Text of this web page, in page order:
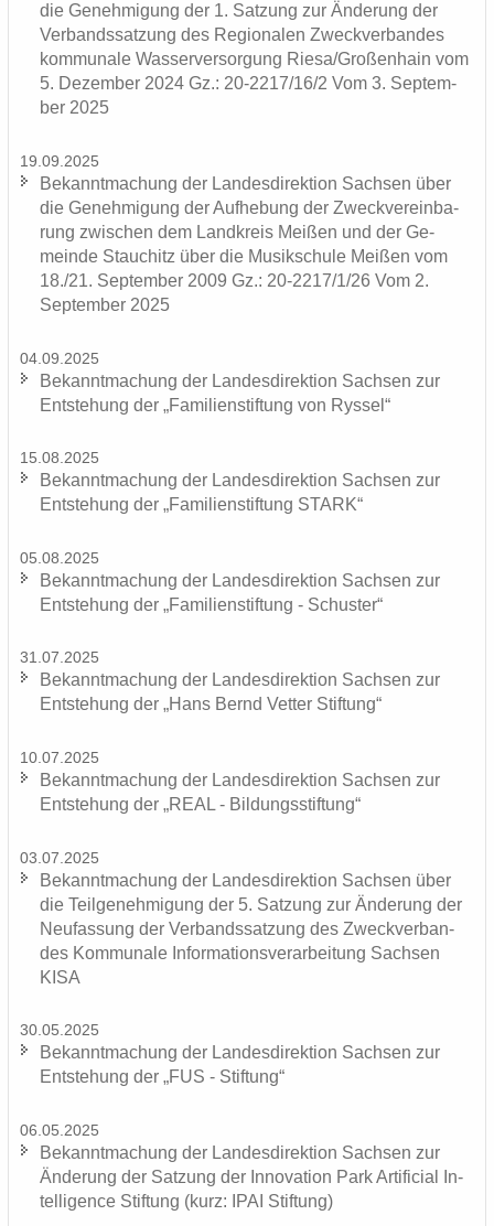
die Ge­neh­mi­gung der 1. Sat­zung zur Än­de­rung der
Ver­bands­sat­zung des Re­gio­na­len Zweck­ver­ban­des
kom­mu­na­le Was­ser­ver­sor­gung Riesa/Gro­ßen­hain vom
5. De­zem­ber 2024 Gz.: 20-2217/16/2 Vom 3. Sep­tem­
ber 2025
19.09.2025
Be­kannt­ma­chung der Lan­des­di­rek­ti­on Sach­sen über
die Ge­neh­mi­gung der Auf­he­bung der Zweck­ver­ein­ba­
rung zwi­schen dem Land­kreis Mei­ßen und der Ge­
mein­de Stau­chitz über die Mu­sik­schu­le Mei­ßen vom
18./21. Sep­tem­ber 2009 Gz.: 20-2217/1/26 Vom 2.
Sep­tem­ber 2025
04.09.2025
Be­kannt­ma­chung der Lan­des­di­rek­ti­on Sach­sen zur
Ent­ste­hung der „Fa­mi­li­en­stif­tung von Rys­sel“
15.08.2025
Be­kannt­ma­chung der Lan­des­di­rek­ti­on Sach­sen zur
Ent­ste­hung der „Fa­mi­li­en­stif­tung STARK“
05.08.2025
Be­kannt­ma­chung der Lan­des­di­rek­ti­on Sach­sen zur
Ent­ste­hung der „Fa­mi­li­en­stif­tung - Schus­ter“
31.07.2025
Be­kannt­ma­chung der Lan­des­di­rek­ti­on Sach­sen zur
Ent­ste­hung der „Hans Bernd Vet­ter Stif­tung“
10.07.2025
Be­kannt­ma­chung der Lan­des­di­rek­ti­on Sach­sen zur
Ent­ste­hung der „REAL - Bil­dungs­stif­tung“
03.07.2025
Be­kannt­ma­chung der Lan­des­di­rek­ti­on Sach­sen über
die Teil­ge­neh­mi­gung der 5. Sat­zung zur Än­de­rung der
Neu­fas­sung der Ver­bands­sat­zung des Zweck­ver­ban­
des Kom­mu­na­le In­for­ma­ti­ons­ver­ar­bei­tung Sach­sen
KISA
30.05.2025
Be­kannt­ma­chung der Lan­des­di­rek­ti­on Sach­sen zur
Ent­ste­hung der „FUS - Stif­tung“
06.05.2025
Be­kannt­ma­chung der Lan­des­di­rek­ti­on Sach­sen zur
Än­de­rung der Sat­zung der In­no­va­ti­on Park Ar­ti­fi­ci­al In­
tel­li­gence Stif­tung (kurz: IPAI Stif­tung)